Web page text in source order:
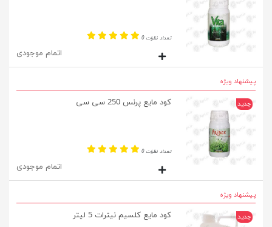
تعداد نظرات 0
اتمام موجودی
پیشنهاد ویژه
جدید کود مایع پرنس 250 سی سی
تعداد نظرات 0
اتمام موجودی
پیشنهاد ویژه
جدید کود مایع کلسیم نیترات 5 لیتر